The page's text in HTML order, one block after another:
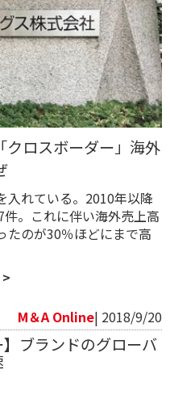
クロスボーダー」海外
入れている。2010年以降
。これに伴い海外売上高
たのが30％ほどにまで高
>
M＆A Online| 2018/9/20
】ブランドのグローバ